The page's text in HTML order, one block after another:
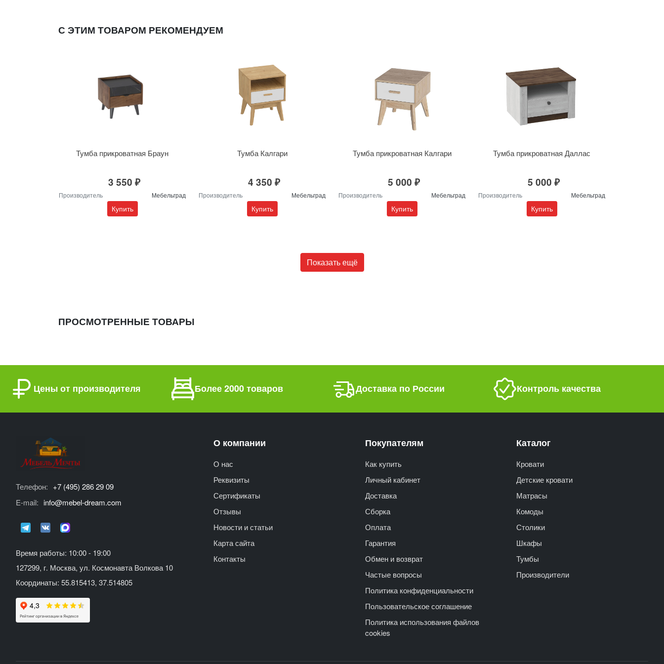
С ЭТИМ ТОВАРОМ РЕКОМЕНДУЕМ
Тумба прикроватная Браун
3 550 ₽
Производитель Мебельград
Купить
Тумба Калгари
4 350 ₽
Производитель Мебельград
Купить
Тумба прикроватная Калгари
5 000 ₽
Производитель Мебельград
Купить
Тумба прикроватная Даллас
5 000 ₽
Производитель Мебельград
Купить
Показать ещё
ПРОСМОТРЕННЫЕ ТОВАРЫ
Цены от производителя Более 2000 товаров Доставка по России Контроль качества
Телефон: +7 (495) 286 29 09
E-mail: info@mebel-dream.com
Время работы: 10:00 - 19:00
127299, г. Москва, ул. Космонавта Волкова 10
Координаты: 55.815413, 37.514805
О компании
О нас
Реквизиты
Сертификаты
Отзывы
Новости и статьи
Карта сайта
Контакты
Покупателям
Как купить
Личный кабинет
Доставка
Сборка
Оплата
Гарантия
Обмен и возврат
Частые вопросы
Политика конфиденциальности
Пользовательское соглашение
Политика использования файлов
cookies
Каталог
Кровати
Детские кровати
Матрасы
Комоды
Столики
Шкафы
Тумбы
Производители